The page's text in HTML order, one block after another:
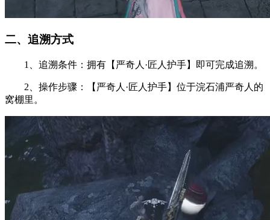
二、追溯方式
1、追溯条件：拥有【严奇人·匠人护手】即可完成追溯。
2、操作步骤：【严奇人·匠人护手】位于浣石浦严奇人的
窝棚里。